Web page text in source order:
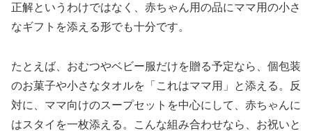
正解というわけではなく、赤ちゃん用の品にママ用の小さ
なギフトを添える形でも十分です。
たとえば、おむつやベビー服だけを贈る予定なら、個包装
のお菓子や小さなタオルを「これはママ用」と添える。反
対に、ママ向けのスープセットを中心にして、赤ちゃんに
はスタイを一枚添える。こんな組み合わせなら、お祝いと